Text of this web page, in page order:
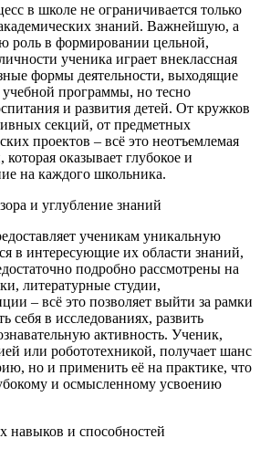
в школе не ограничивается только
знаний. Важнейшую, а
роль в формировании цельной,
ученика играет внеклассная
формы деятельности, выходящие
учебной программы, но тесно
и развития детей. От кружков
секций, от предметных
проектов – всё это неотъемлемая
оказывает глубокое и
на каждого школьника.
и углубление знаний
ученикам уникальную
в интересующие их области знаний,
подробно рассмотрены на
литературные студии,
– всё это позволяет выйти за рамки
себя в исследованиях, развить
активность. Ученик,
или робототехникой, получает шанс
но и применить её на практике, что
и осмысленному усвоению
навыков и способностей